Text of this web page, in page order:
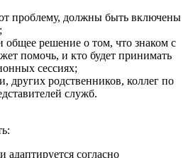
проблему, должны быть включены
общее решение о том, что знаком с
помочь, и кто будет принимать
сессиях;
других родственников, коллег по
служб.
согласно